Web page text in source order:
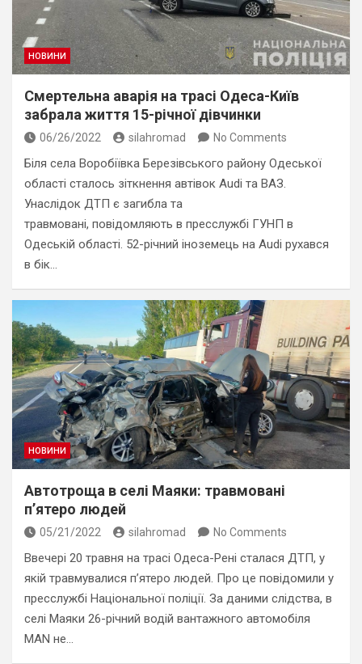
НОВИНИ
Смертельна аварія на трасі Одеса-Київ
забрала життя 15-річної дівчинки
06/26/2022 silahromad No Comments
Біля села Воробіївка Березівського району Одеської
області сталось зіткнення автівок Audi та ВАЗ.
Унаслідок ДТП є загибла та
травмовані, повідомляють в пресслужбі ГУНП в
Одеській області. 52-річний іноземець на Audi рухався
в бік…
НОВИНИ
Автотроща в селі Маяки: травмовані
п’ятеро людей
05/21/2022 silahromad No Comments
Ввечері 20 травня на трасі Одеса-Рені сталася ДТП, у
якій травмувалися п’ятеро людей. Про це повідомили у
пресслужбі Національної поліції. За даними слідства, в
селі Маяки 26-річний водій вантажного автомобіля
MAN не…